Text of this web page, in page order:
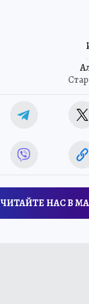
ЧИТАЙТЕ НАС В